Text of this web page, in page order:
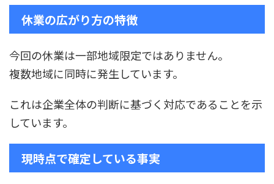
休業の広がり方の特徴
今回の休業は一部地域限定ではありません。
複数地域に同時に発生しています。
これは企業全体の判断に基づく対応であることを示
しています。
現時点で確定している事実